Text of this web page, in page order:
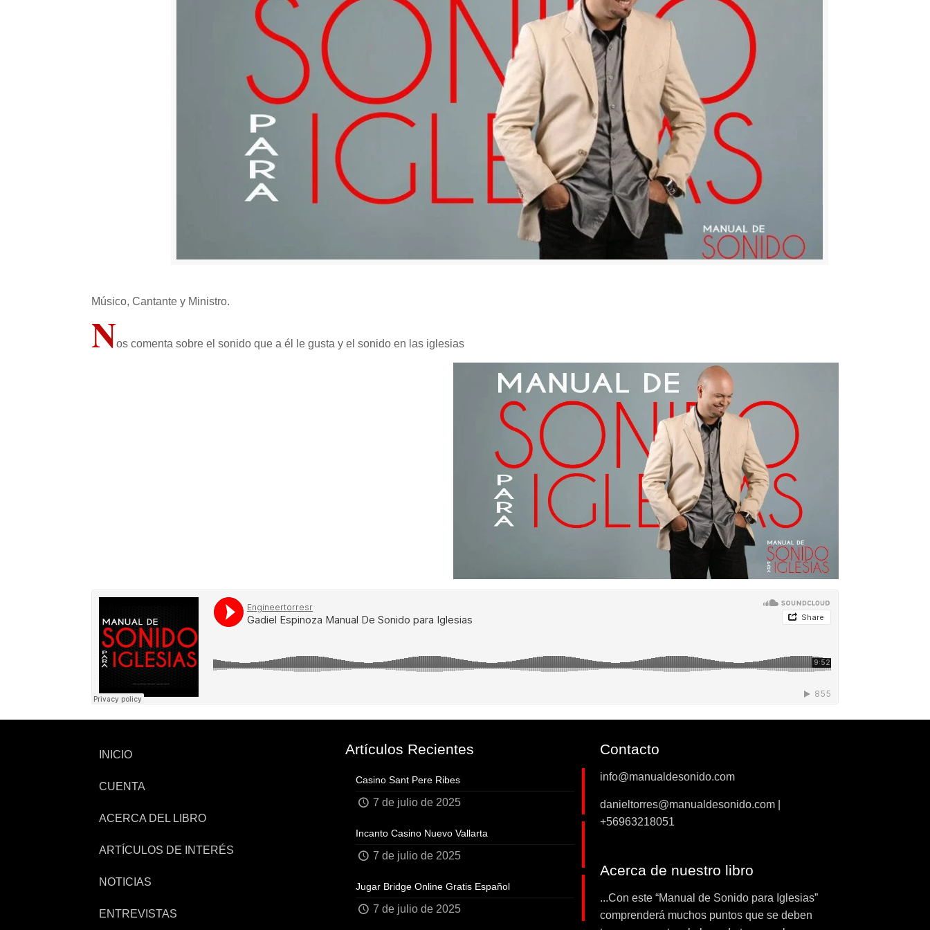
Músico, Cantante y Ministro.
Nos comenta sobre el sonido que a él le gusta y el sonido en las iglesias
INICIO
CUENTA
ACERCA DEL LIBRO
ARTÍCULOS DE INTERÉS
NOTICIAS
ENTREVISTAS
Artículos Recientes
Casino Sant Pere Ribes
7 de julio de 2025
Incanto Casino Nuevo Vallarta
7 de julio de 2025
Jugar Bridge Online Gratis Español
7 de julio de 2025
Contacto
info@manualdesonido.com
danieltorres@manualdesonido.com |
+56963218051
Acerca de nuestro libro
...Con este “Manual de Sonido para Iglesias”
comprenderá muchos puntos que se deben